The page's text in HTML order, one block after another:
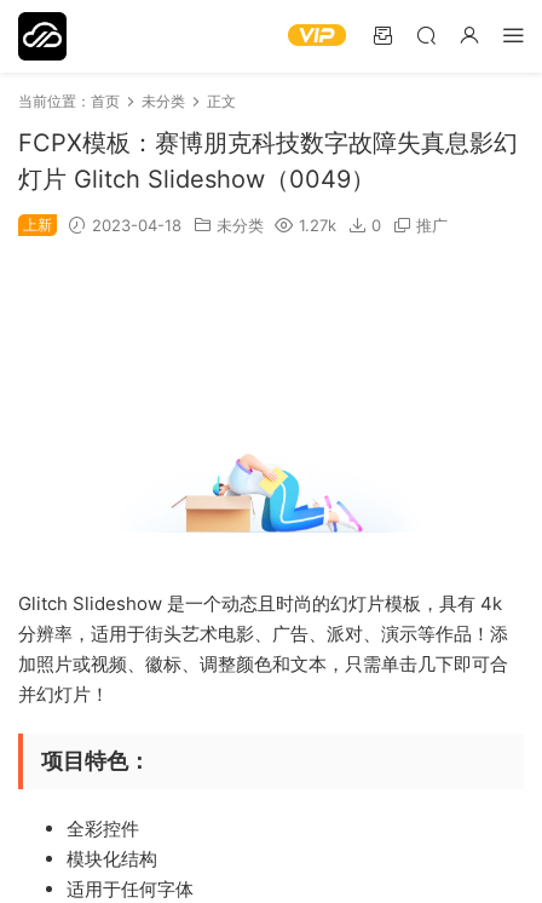
当前位置： 首页 未分类 正文
FCPX模板：赛博朋克科技数字故障失真息影幻
灯片 Glitch Slideshow（0049）
上新 2023-04-18 未分类 1.27k 0 推广
Glitch Slideshow 是一个动态且时尚的幻灯片模板，具有 4k
分辨率，适用于街头艺术电影、广告、派对、演示等作品！添
加照片或视频、徽标、调整颜色和文本，只需单击几下即可合
并幻灯片！
项目特色：
全彩控件
模块化结构
适用于任何字体